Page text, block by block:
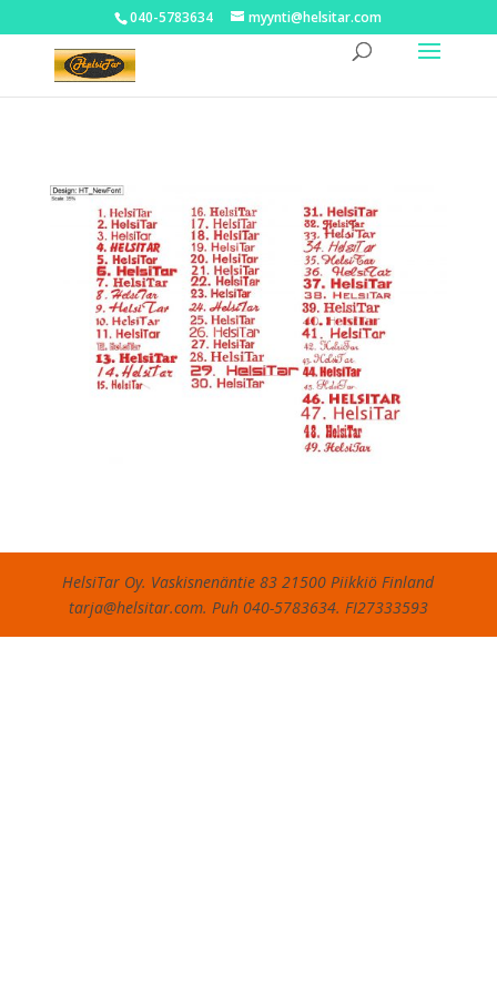
040-5783634 myynti@helsitar.com
HelsiTar Oy. Vaskisnenäntie 83 21500 Piikkiö Finland
tarja@helsitar.com. Puh 040-5783634. FI27333593